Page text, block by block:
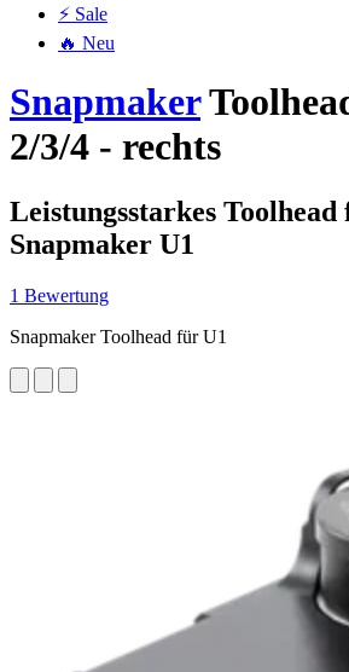
⚡ Sale
🔥 Neu
Snapmaker
2/3/4 - rechts
Leistungsstarkes Toolhead
Snapmaker U1
1 Bewertung
Snapmaker Toolhead für U1